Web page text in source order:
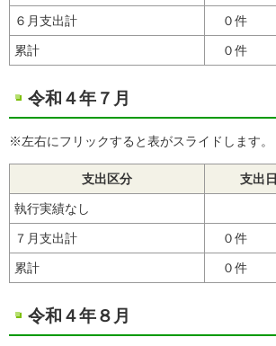
６月支出計 ０件
累計 ０件
令和４年７月
※左右にフリックすると表がスライドします。
支出区分 支出日
執行実績なし
７月支出計 ０件
累計 ０件
令和４年８月